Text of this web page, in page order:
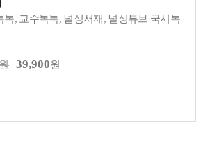
톡, 교수톡톡, 널싱서재, 널싱튜브 국시톡
39,900원